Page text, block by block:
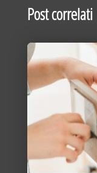
Post correlati